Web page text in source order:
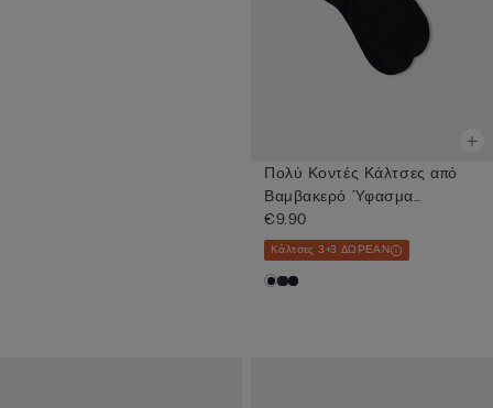
Πολύ Κοντές Κάλτσες από
Βαμβακερό Ύφασμα
Superior
€9.90
Κάλτσες 3+3 ΔΩΡΕΑΝ